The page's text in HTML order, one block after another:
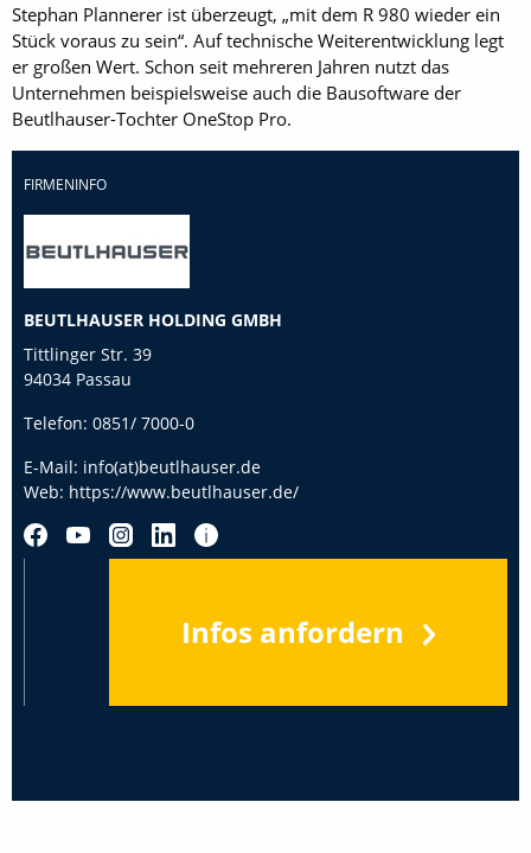
Stephan Plannerer ist überzeugt, „mit dem R 980 wieder ein
Stück voraus zu sein“. Auf technische Weiterentwicklung legt
er großen Wert. Schon seit mehreren Jahren nutzt das
Unternehmen beispielsweise auch die Bausoftware der
Beutlhauser-Tochter OneStop Pro.
FIRMENINFO
BEUTLHAUSER HOLDING GMBH
Tittlinger Str. 39
94034 Passau
Telefon: 0851/ 7000-0
E-Mail: info(at)beutlhauser.de
Web: https://www.beutlhauser.de/
Infos anfordern